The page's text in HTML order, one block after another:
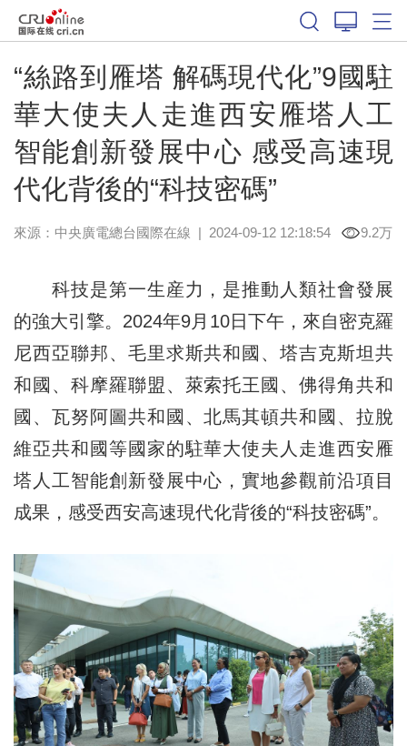
“絲路到雁塔 解碼現代化”9國駐
華大使夫人走進西安雁塔人工
智能創新發展中心 感受高速現
代化背後的“科技密碼”
來源：中央廣電總台國際在線 | 2024-09-12 12:18:54 9.2万
科技是第一生産力，是推動人類社會發展
的強大引擎。2024年9月10日下午，來自密克羅
尼西亞聯邦、毛里求斯共和國、塔吉克斯坦共
和國、科摩羅聯盟、萊索托王國、佛得角共和
國、瓦努阿圖共和國、北馬其頓共和國、拉脫
維亞共和國等國家的駐華大使夫人走進西安雁
塔人工智能創新發展中心，實地參觀前沿項目
成果，感受西安高速現代化背後的“科技密碼”。